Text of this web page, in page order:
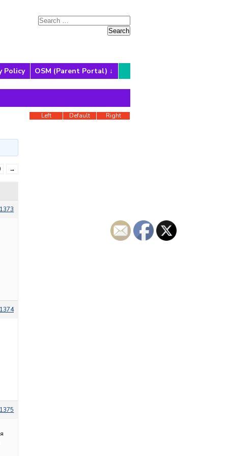
Policy OSM (Parent Portal)
Right
Default
Left
→